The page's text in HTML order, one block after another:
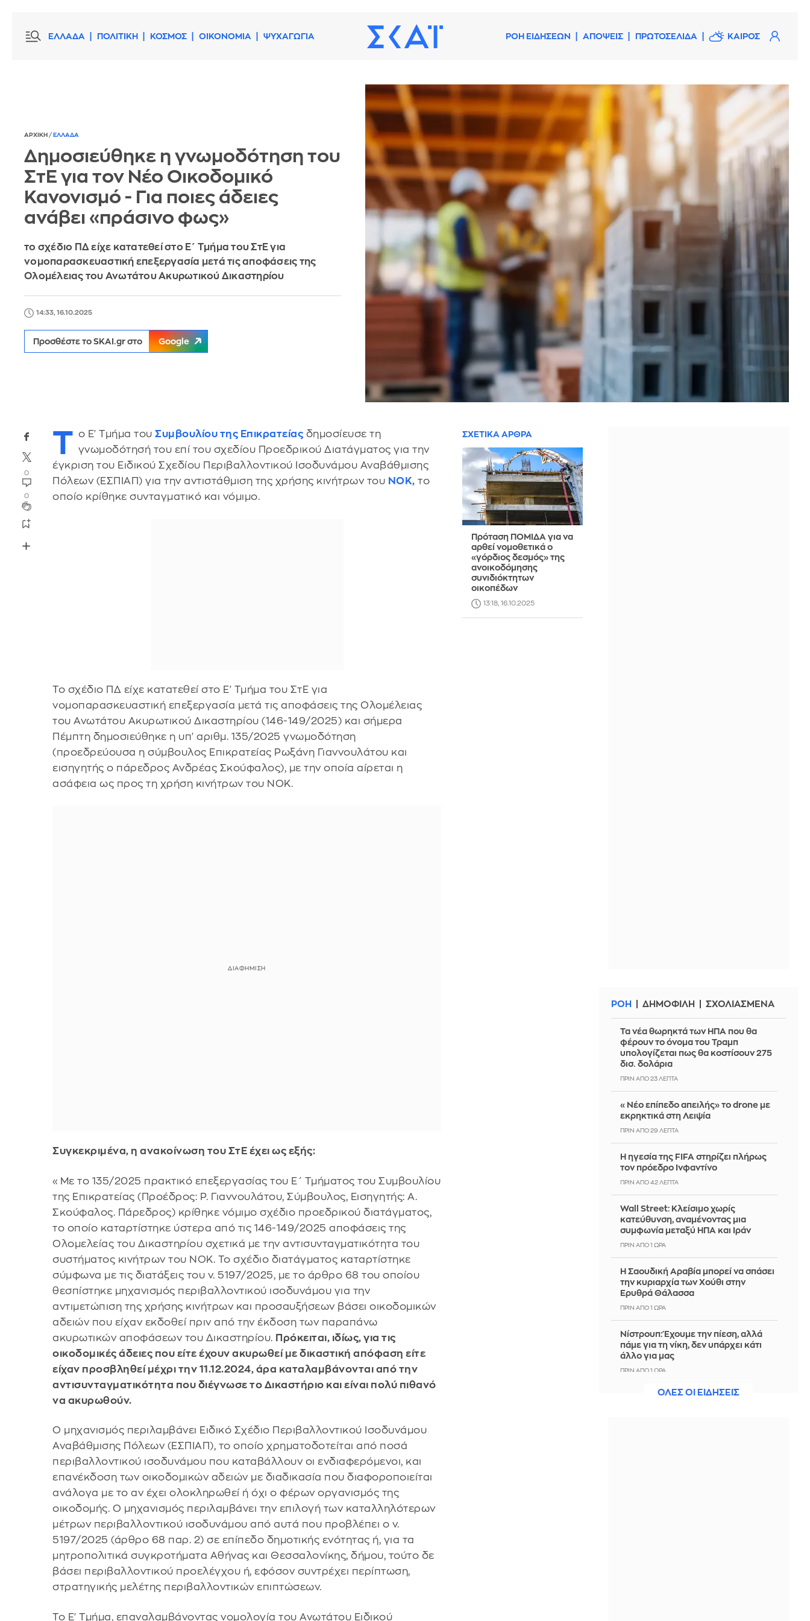
ΕΛΛΑΔΑ ΠΟΛΙΤΙΚΗ ΚΟΣΜΟΣ ΟΙΚΟΝΟΜΙΑ ΨΥΧΑΓΩΓΙΑ ΡΟΗ ΕΙΔΗΣΕΩΝ ΑΠΟΨΕΙΣ ΠΡΩΤΟΣΕΛΙΔΑ ΚΑΙΡΟΣ
ΑΡΧΙΚΗ / ΕΛΛΑΔΑ
Δημοσιεύθηκε η γνωμοδότηση του
ΣτΕ για τον Νέο Οικοδομικό
Κανονισμό - Για ποιες άδειες
ανάβει «πράσινο φως»
το σχέδιο ΠΔ είχε κατατεθεί στο Ε΄ Τμήμα του ΣτΕ για
νομοπαρασκευαστική επεξεργασία μετά τις αποφάσεις της
Ολομέλειας του Ανωτάτου Ακυρωτικού Δικαστηρίου
14:33, 16.10.2025
Προσθέστε το SKAI.gr στο Google
0
0
Τ ο Ε' Τμήμα τουΣυμβουλίου της Επικρατείας δημοσίευσε τη
γνωμοδότησή του επί του σχεδίου Προεδρικού Διατάγματος για την
έγκριση του Ειδικού Σχεδίου Περιβαλλοντικού Ισοδυνάμου Αναβάθμισης
Πόλεων (ΕΣΠΙΑΠ) για την αντιστάθμιση της χρήσης κινήτρων του ΝΟΚ, το
οποίο κρίθηκε συνταγματικό και νόμιμο.
Το σχέδιο ΠΔ είχε κατατεθεί στο Ε' Τμήμα του ΣτΕ για
νομοπαρασκευαστική επεξεργασία μετά τις αποφάσεις της Ολομέλειας
του Ανωτάτου Ακυρωτικού Δικαστηρίου (146-149/2025) και σήμερα
Πέμπτη δημοσιεύθηκε η υπ' αριθμ. 135/2025 γνωμοδότηση
(προεδρεύουσα η σύμβουλος Επικρατείας Ρωξάνη Γιαννουλάτου και
εισηγητής ο πάρεδρος Ανδρέας Σκούφαλος), με την οποία αίρεται η
ασάφεια ως προς τη χρήση κινήτρων του ΝΟΚ.
Συγκεκριμένα, η ανακοίνωση του ΣτΕ έχει ως εξής:
«Με το 135/2025 πρακτικό επεξεργασίας του Ε΄ Τμήματος του Συμβουλίου
της Επικρατείας (Προέδρος: Ρ. Γιαννουλάτου, Σύμβουλος, Εισηγητής: Α.
Σκούφαλος. Πάρεδρος) κρίθηκε νόμιμο σχέδιο προεδρικού διατάγματος,
το οποίο καταρτίστηκε ύστερα από τις 146-149/2025 αποφάσεις της
Ολομελείας του Δικαστηρίου σχετικά με την αντισυνταγματικότητα του
συστήματος κινήτρων του ΝΟΚ. Το σχέδιο διατάγματος καταρτίστηκε
σύμφωνα με τις διατάξεις του ν. 5197/2025, με το άρθρο 68 του οποίου
θεσπίστηκε μηχανισμός περιβαλλοντικού ισοδυνάμου για την
αντιμετώπιση της χρήσης κινήτρων και προσαυξήσεων βάσει οικοδομικών
αδειών που είχαν εκδοθεί πριν από την έκδοση των παραπάνω
ακυρωτικών αποφάσεων του Δικαστηρίου. Πρόκειται, ιδίως, για τις
οικοδομικές άδειες που είτε έχουν ακυρωθεί με δικαστική απόφαση είτε
είχαν προσβληθεί μέχρι την 11.12.2024, άρα καταλαμβάνονται από την
αντισυνταγματικότητα που διέγνωσε το Δικαστήριο και είναι πολύ πιθανό
να ακυρωθούν.
Ο μηχανισμός περιλαμβάνει Ειδικό Σχέδιο Περιβαλλοντικού Ισοδυνάμου
Αναβάθμισης Πόλεων (ΕΣΠΙΑΠ), το οποίο χρηματοδοτείται από ποσά
περιβαλλοντικού ισοδυνάμου που καταβάλλουν οι ενδιαφερόμενοι, και
επανέκδοση των οικοδομικών αδειών με διαδικασία που διαφοροποιείται
ανάλογα με το αν έχει ολοκληρωθεί ή όχι ο φέρων οργανισμός της
οικοδομής. Ο μηχανισμός περιλαμβάνει την επιλογή των καταλληλότερων
μέτρων περιβαλλοντικού ισοδυνάμου από αυτά που προβλέπει ο ν.
5197/2025 (άρθρο 68 παρ. 2) σε επίπεδο δημοτικής ενότητας ή, για τα
μητροπολιτικά συγκροτήματα Αθήνας και Θεσσαλονίκης, δήμου, τούτο δε
βάσει περιβαλλοντικού προελέγχου ή, εφόσον συντρέχει περίπτωση,
στρατηγικής μελέτης περιβαλλοντικών επιπτώσεων.
Το Ε' Τμήμα, επαναλαμβάνοντας νομολογία του Ανωτάτου Ειδικού
ΣΧΕΤΙΚΑ ΑΡΘΡΑ
Πρόταση ΠΟΜΙΔΑ για να
αρθεί νομοθετικά ο
«γόρδιος δεσμός» της
ανοικοδόμησης
συνιδιόκτητων
οικοπέδων
13:18, 16.10.2025
ΡΟΗ ΔΗΜΟΦΙΛΗ ΣΧΟΛΙΑΣΜΕΝΑ
Τα νέα θωρηκτά των ΗΠΑ που θα
φέρουν το όνομα του Τραμπ
υπολογίζεται πως θα κοστίσουν 275
δισ. δολάρια
ΠΡΙΝ ΑΠΌ 23 ΛΕΠΤΆ
«Νέο επίπεδο απειλής» το drone με
εκρηκτικά στη Λειψία
ΠΡΙΝ ΑΠΌ 29 ΛΕΠΤΆ
Η ηγεσία της FIFA στηρίζει πλήρως
τον πρόεδρο Ινφαντίνο
ΠΡΙΝ ΑΠΌ 42 ΛΕΠΤΆ
Wall Street: Κλείσιμο χωρίς
κατεύθυνση, αναμένοντας μια
συμφωνία μεταξύ ΗΠΑ και Ιράν
ΠΡΙΝ ΑΠΌ 1 ΏΡΑ
Η Σαουδική Αραβία μπορεί να σπάσει
την κυριαρχία των Χούθι στην
Ερυθρά Θάλασσα
ΠΡΙΝ ΑΠΌ 1 ΏΡΑ
Νίστρουπ: Έχουμε την πίεση, αλλά
πάμε για τη νίκη, δεν υπάρχει κάτι
άλλο για μας
ΠΡΙΝ ΑΠΌ 1 ΏΡΑ
Άννα Πρέλεβιτς: Το τρυφερό
ΟΛΕΣ ΟΙ ΕΙΔΗΣΕΙΣ